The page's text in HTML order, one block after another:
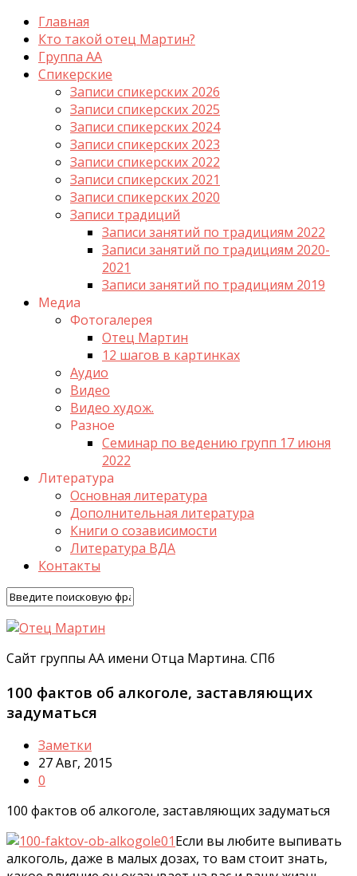
Главная
Кто такой отец Мартин?
Группа АА
Спикерские
Записи спикерских 2026
Записи спикерских 2025
Записи спикерских 2024
Записи спикерских 2023
Записи спикерских 2022
Записи спикерских 2021
Записи спикерских 2020
Записи традиций
Записи занятий по традициям 2022
Записи занятий по традициям 2020-
2021
Записи занятий по традициям 2019
Медиа
Фотогалерея
Отец Мартин
12 шагов в картинках
Аудио
Видео
Видео худож.
Разное
Семинар по ведению групп 17 июня
2022
Литература
Основная литература
Дополнительная литература
Книги о созависимости
Литература ВДА
Контакты
Сайт группы АА имени Отца Мартина. СПб
100 фактов об алкоголе, заставляющих
задуматься
Заметки
27 Авг, 2015
0
100 фактов об алкоголе, заставляющих задуматься
Если вы любите выпивать
алкоголь, даже в малых дозах, то вам стоит знать,